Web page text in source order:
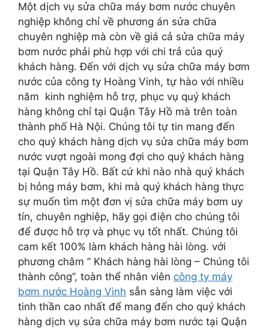
Một dịch vụ sửa chữa máy bơm nước chuyên
nghiệp không chỉ về phương án sửa chữa
chuyên nghiệp mà còn về giá cả sửa chữa máy
bơm nước phải phù hợp với chi trả của quý
khách hàng. Đến với dịch vụ sửa chữa máy bơm
nước của công ty Hoàng Vinh, tự hào với nhiều
năm kinh nghiệm hỗ trợ, phục vụ quý khách
hàng không chỉ tại Quận Tây Hồ mà trên toàn
thành phố Hà Nội. Chúng tôi tự tin mang đến
cho quý khách hàng dịch vụ sửa chữa máy bơm
nước vượt ngoài mong đợi cho quý khách hàng
tại Quận Tây Hồ. Bất cứ khi nào nhà quý khách
bị hỏng máy bơm, khi mà quý khách hàng thực
sự muốn tìm một đơn vị sửa chữa máy bơm uy
tín, chuyên nghiệp, hãy gọi điện cho chúng tôi
để được hỗ trợ và phục vụ tốt nhất. Chúng tôi
cam kết 100% làm khách hàng hài lòng. với
phương châm ” Khách hàng hài lòng – Chúng tôi
thành công”, toàn thể nhân viên công ty máy
bơm nước Hoàng Vinh sẵn sàng làm việc với
tinh thần cao nhất để mang đến cho quý khách
hàng dịch vụ sửa chữa máy bơm nước tại Quận